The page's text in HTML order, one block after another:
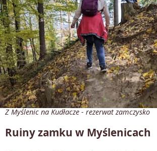
Z Myślenic na Kudłacze - rezerwat zamczysko
Ruiny zamku w Myślenicach